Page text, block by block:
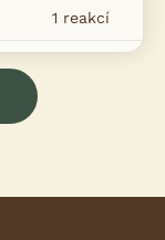
1 reakcí